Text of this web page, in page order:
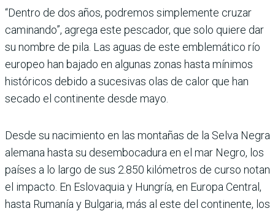
“Dentro de dos años, podremos simplemente cruzar
caminando”, agrega este pescador, que solo quiere dar
su nombre de pila. Las aguas de este emblemático río
europeo han bajado en algunas zonas hasta mínimos
históricos debido a sucesivas olas de calor que han
secado el continente desde mayo.
Desde su nacimiento en las montañas de la Selva Negra
alemana hasta su desembocadura en el mar Negro, los
países a lo largo de sus 2.850 kilómetros de curso notan
el impacto. En Eslovaquia y Hungría, en Europa Central,
hasta Rumanía y Bulgaria, más al este del continente, los